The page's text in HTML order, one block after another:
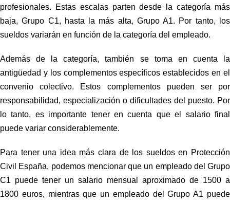
profesionales. Estas escalas parten desde la categoría más
baja, Grupo C1, hasta la más alta, Grupo A1. Por tanto, los
sueldos variarán en función de la categoría del empleado.
Además de la categoría, también se toma en cuenta la
antigüedad y los complementos específicos establecidos en el
convenio colectivo. Estos complementos pueden ser por
responsabilidad, especialización o dificultades del puesto. Por
lo tanto, es importante tener en cuenta que el salariofinal
puede variar considerablemente.
Para tener una idea más clara de los sueldosen Protección
Civil España, podemos mencionar que un empleado del Grupo
C1 puede tener un salario mensual aproximado de 1500 a
1800 euros, mientras que un empleado del Grupo A1 puede